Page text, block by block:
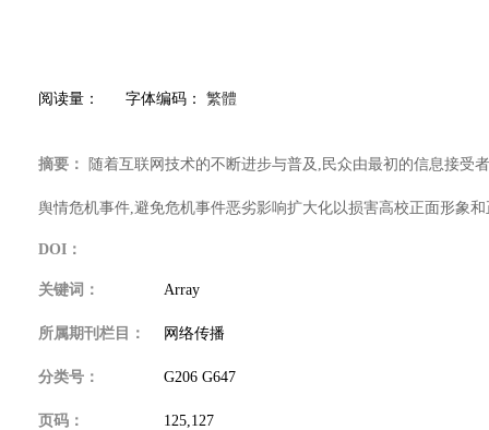
阅读量： 字体编码： 繁體
摘要： 随着互联网技术的不断进步与普及,民众由最初的信息接受
舆情危机事件,避免危机事件恶劣影响扩大化以损害高校正面形象
DOI：
关键词： Array
所属期刊栏目： 网络传播
分类号： G206 G647
页码： 125,127